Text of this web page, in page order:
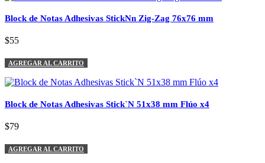
Block de Notas Adhesivas StickNn Zig-Zag 76x76 mm
$55
AGREGAR AL CARRITO
Block de Notas Adhesivas Stick`N 51x38 mm Flúo x4
$79
AGREGAR AL CARRITO